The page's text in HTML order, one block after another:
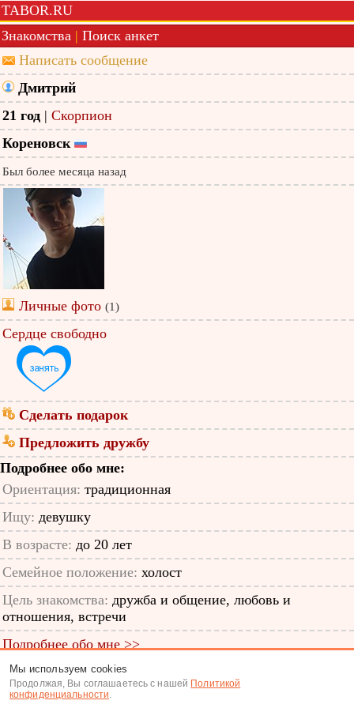
TABOR.RU
Знакомства | Поиск анкет
Написать сообщение
Дмитрий
21 год | Скорпион
Кореновск
Был более месяца назад
Личные фото (1)
Сердце свободно
Сделать подарок
Предложить дружбу
Подробнее обо мне:
Ориентация: традиционная
Ищу: девушку
В возрасте: до 20 лет
Семейное положение: холост
Цель знакомства: дружба и общение, любовь и
отношения, встречи
Подробнее обо мне >>
ID анкеты: 52251239
Знакомства|Поиск анкет
Мы используем cookies
Продолжая, Вы соглашаетесь с нашей Политикой
конфиденциальности.